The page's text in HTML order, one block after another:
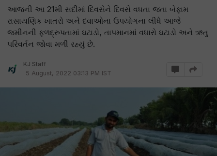
આજની આ 21મી સદીમાં દિવસેને દિવસે વધતા જતા બેફામ
રાસાયણિક ખાતરો અને દવાઓના ઉપયોગના લીધે આજે
જમીનની ફળદ્રુપતામાં ઘટાડો, તાપમાનમાં વધારો ઘટાડો અને ઋતુ
પરિવર્તન જોવા મળી રહ્યું છે.
KJ Staff
5 August, 2022 03:13 PM IST